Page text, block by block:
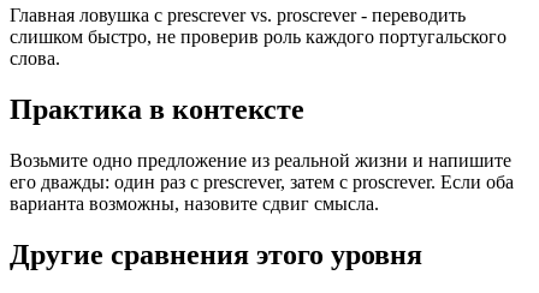
Главная ловушка с prescrever vs. proscrever - переводить
слишком быстро, не проверив роль каждого португальского
слова.
Практика в контексте
Возьмите одно предложение из реальной жизни и напишите
его дважды: один раз с prescrever, затем с proscrever. Если оба
варианта возможны, назовите сдвиг смысла.
Другие сравнения этого уровня